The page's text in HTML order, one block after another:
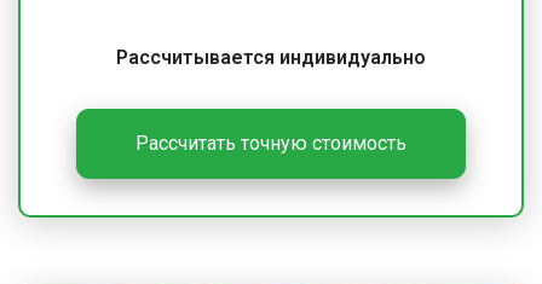
Рассчитывается индивидуально
Рассчитать точную стоимость